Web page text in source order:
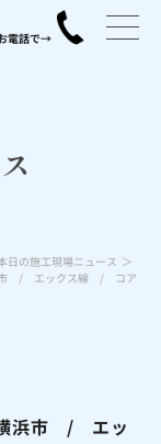
日の施工現場ニュース
市 / エックス線 / コア
浜市 / エッ